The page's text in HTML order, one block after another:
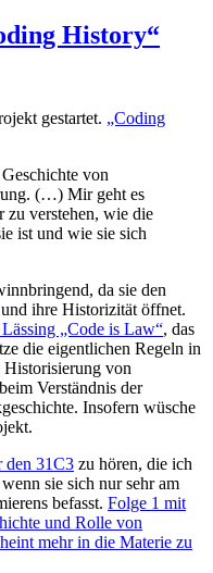
History“
gestartet. „Coding
von
(…) Mir geht es
zu verstehen, wie die
ist und wie sie sich
da sie den
ihre Historizität öffnet.
„Code is Law“, das
die eigentlichen Regeln in
Historisierung von
Verständnis der
Insofern wüsche
den 31C3 zu hören, die ich
sie sich nur sehr am
befasst. Folge 1 mit
und Rolle von
mehr in die Materie zu